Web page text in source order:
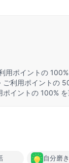
用ポイントの 100%
利用ポイントの
イントの 100% を
自分磨き